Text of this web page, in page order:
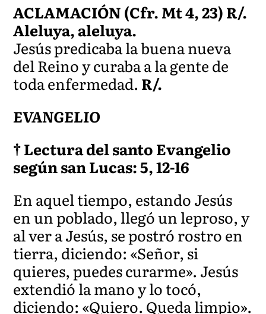
ACLAMACIÓN (Cfr. Mt 4, 23) R/.
Aleluya, aleluya.
Jesús predicaba la buena nueva
del Reino y curaba a la gente de
toda enfermedad. R/.
EVANGELIO
† Lectura del santo Evangelio
según san Lucas: 5, 12-16
En aquel tiempo, estando Jesús
en un poblado, llegó un leproso, y
al ver a Jesús, se postró rostro en
tierra, diciendo: «Señor, si
quieres, puedes curarme». Jesús
extendió la mano y lo tocó,
diciendo: «Quiero. Queda limpio».